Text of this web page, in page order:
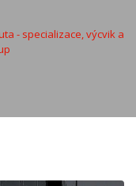
- specializace, výcvik a